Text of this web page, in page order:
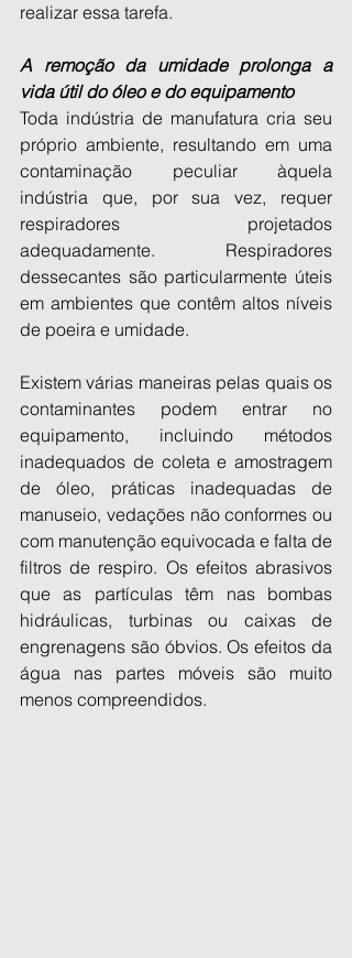
realizar essa tarefa.
A remoção da umidade prolonga a
vida útil do óleo e do equipamento
Toda indústria de manufatura cria seu
próprio ambiente, resultando em uma
contaminação peculiar àquela
indústria que, por sua vez, requer
respiradores projetados
adequadamente. Respiradores
dessecantes são particularmente úteis
em ambientes que contêm altos níveis
de poeira e umidade.
Existem várias maneiras pelas quais os
contaminantes podem entrar no
equipamento, incluindo métodos
inadequados de coleta e amostragem
de óleo, práticas inadequadas de
manuseio, vedações não conformes ou
com manutenção equivocada e falta de
filtros de respiro. Os efeitos abrasivos
que as partículas têm nas bombas
hidráulicas, turbinas ou caixas de
engrenagens são óbvios. Os efeitos da
água nas partes móveis são muito
menos compreendidos.